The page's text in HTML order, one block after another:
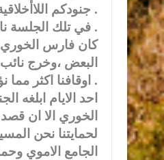
جنودكم اللاأخلاقية مدة 25 سنه وآن لها الآن ان تستقل .
في تلك الجلسة نالت سوريا استقلالها وفي عام 1946،جلا آخر جندي فرنسي عن سوريا .
البعض ،وخرج
اوقافنا اكثر مما نؤمن انفسنا .
احد الايام
الخوري الا ان
لحمايتنا نحن
الجامع الاموي